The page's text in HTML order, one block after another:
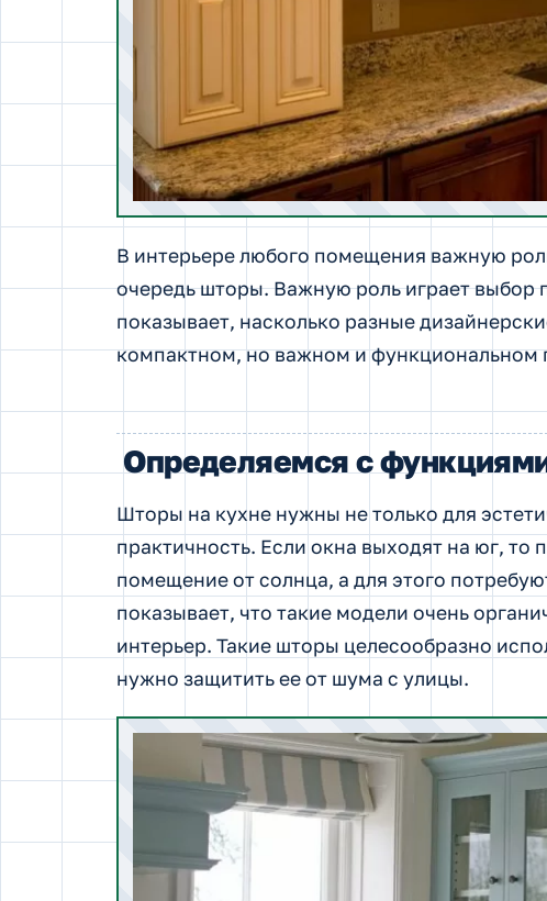
В интерьере любого помещения важную
очередь шторы. Важную роль играет выбор
показывает, насколько разные
компактном, но важном и
Определяемся с
Шторы на кухне нужны не только для
практичность. Если окна выходят на юг, то
помещение от солнца, а для этого
показывает, что такие модели очень
интерьер. Такие шторы целесообразно
нужно защитить ее от шума с улицы.